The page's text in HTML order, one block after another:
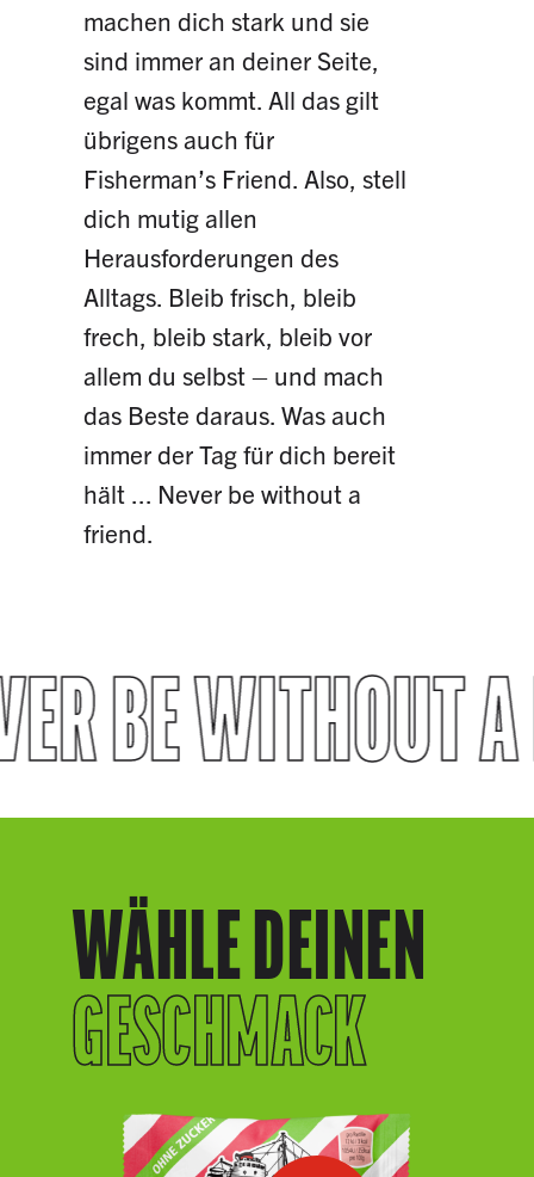
machen dich stark und sie
sind immer an deiner Seite,
egal was kommt. All das gilt
übrigens auch für
Fisherman’s Friend. Also, stell
dich mutig allen
Herausforderungen des
Alltags. Bleib frisch, bleib
frech, bleib stark, bleib vor
allem du selbst – und mach
das Beste daraus. Was auch
immer der Tag für dich bereit
hält ... Never be without a
friend.
BE WITHOUT
WÄHLE DEINEN
GESCHMACK